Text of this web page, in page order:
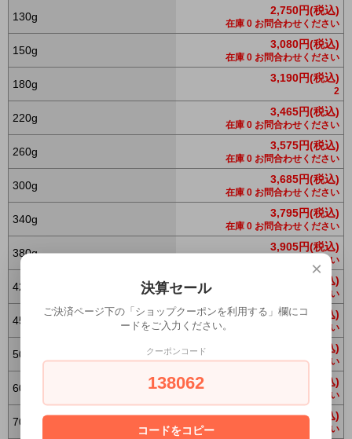
130g 2,750円(税込)
在庫 0 お問合わせください
150g 3,080円(税込)
在庫 0 お問合わせください
180g 3,190円(税込)
2
220g 3,465円(税込)
在庫 0 お問合わせください
260g 3,575円(税込)
在庫 0 お問合わせください
300g 3,685円(税込)
在庫 0 お問合わせください
340g 3,795円(税込)
在庫 0 お問合わせください
380g 3,905円(税込)
在庫 0 お問合わせください
420g 4,015円(税込)
在庫 0 お問合わせください
450g 4,070円(税込)
在庫 0 お問合わせください
500g 4,180円(税込)
在庫 0 お問合わせください
600g 4,675円(税込)
在庫 0 お問合わせください
700g 4,950円(税込)
在庫 0 お問合わせください
×
決算セール
ご決済ページ下の「ショップクーポンを利用する」欄にコ
ードをご入力ください。
クーポンコード
138062
コードをコピー